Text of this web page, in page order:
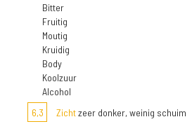
Bitter
Fruitig
Moutig
Kruidig
Body
Koolzuur
Alcohol
6,3
Zichtzeer donker, weinig schuim